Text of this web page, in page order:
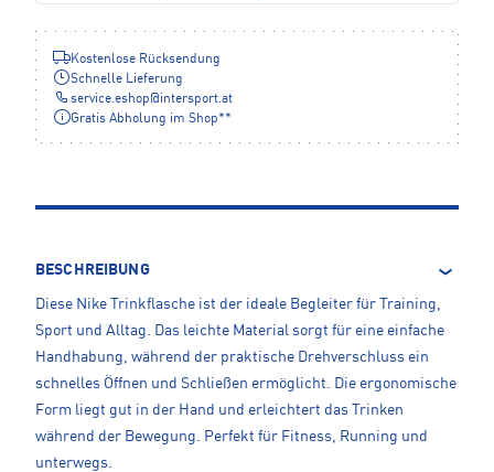
Kostenlose Rücksendung
Schnelle Lieferung
service.eshop@ intersport.at
Gratis Abholung im Shop**
BESCHREIBUNG
Diese Nike Trinkflasche ist der ideale Begleiter für Training,
Sport und Alltag. Das leichte Material sorgt für eine einfache
Handhabung, während der praktische Drehverschluss ein
schnelles Öffnen und Schließen ermöglicht. Die ergonomische
Form liegt gut in der Hand und erleichtert das Trinken
während der Bewegung. Perfekt für Fitness, Running und
unterwegs.